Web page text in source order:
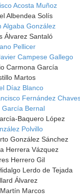
Acosta Muñoz
Albendea Solís
Algaba González
Álvarez Santaló
Pellicer
Campese Gallego
Carmona García
Martos
Díaz Blanco
Fernández
García Bernal
Baquero López
Polvillo
González Sánchez
Herrera Vázquez
Herrero Gil
Lerdo de Tejada
Álvarez
Marcos